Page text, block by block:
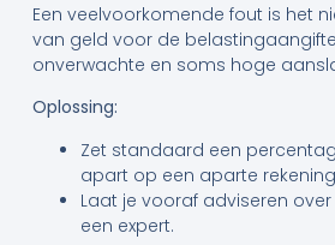
Een veelvoorkomende fout is het
van geld voor de
onverwachte en soms hoge
Oplossing:
Zet standaard een
apart op een aparte
Laat je vooraf adviseren
een expert.